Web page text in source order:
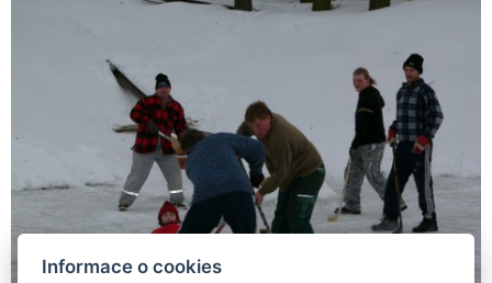
Informace o cookies